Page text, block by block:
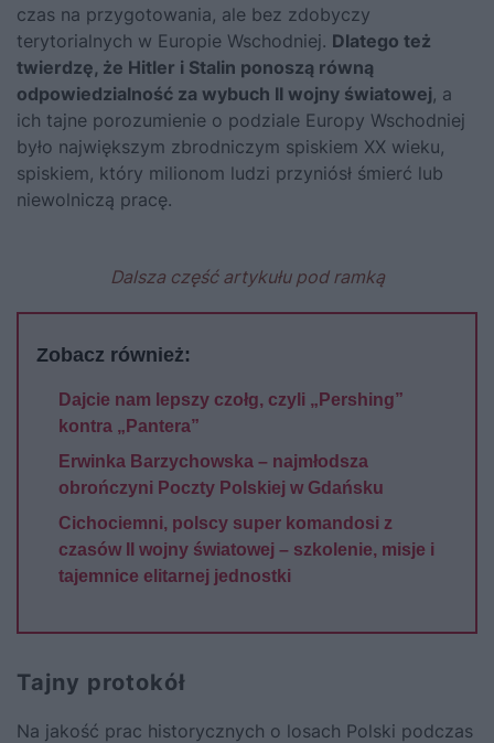
czas na przygotowania, ale bez zdobyczy
terytorialnych w Europie Wschodniej. Dlatego też
twierdzę, że Hitler i Stalin ponoszą równą
odpowiedzialność za wybuch II wojny światowej, a
ich tajne porozumienie o podziale Europy Wschodniej
było największym zbrodniczym spiskiem XX wieku,
spiskiem, który milionom ludzi przyniósł śmierć lub
niewolniczą pracę.
Dalsza część artykułu pod ramką
Zobacz również:
Dajcie nam lepszy czołg, czyli „Pershing”
kontra „Pantera”
Erwinka Barzychowska – najmłodsza
obrończyni Poczty Polskiej w Gdańsku
Cichociemni, polscy super komandosi z
czasów II wojny światowej – szkolenie, misje i
tajemnice elitarnej jednostki
Tajny protokół
Na jakość prac historycznych o losach Polski podczas